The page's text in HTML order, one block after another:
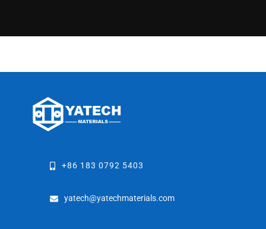
+86 183 0792 5403
yatech@yatechmaterials.com